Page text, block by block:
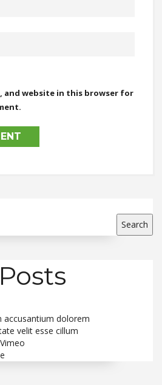
and website in this browser for
Search
accusantium dolorem
velit esse cillum